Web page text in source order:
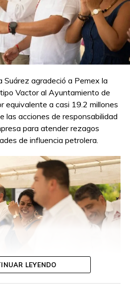
el Ballet Folklórico del
refuerzan acciones de
Suárez agradeció a Pemex la
Vactor al Ayuntamiento de
equivalente a casi 19.2 millones
las acciones de responsabilidad
para atender rezagos
de influencia petrolera.
LEYENDO